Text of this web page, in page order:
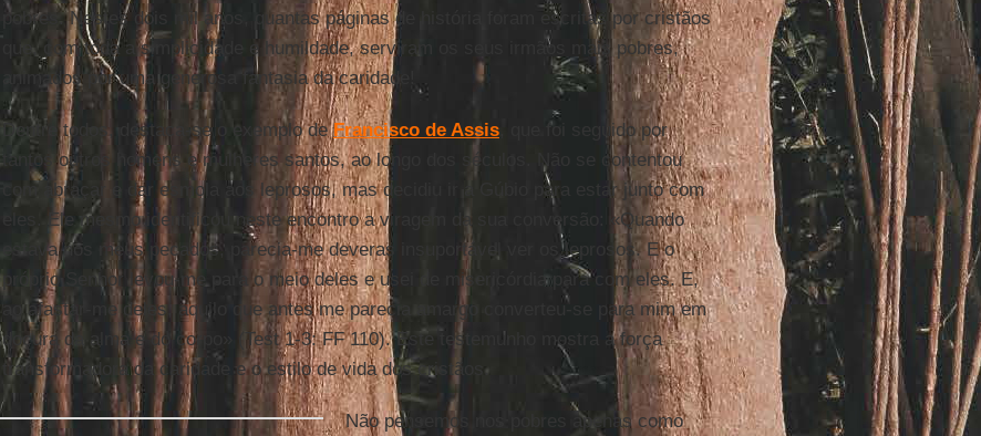
pobres. Nestes dois mil anos, quantas páginas de história foram escritas por cristãos
que, com toda a simplicidade e humildade, serviram os seus irmãos mais pobres,
animados por uma generosa fantasia da caridade!
Dentre todos, destaca-se o exemplo deFrancisco de Assis, que foi seguido por
tantos outros homens e mulheres santos, ao longo dos séculos. Não se contentou
com abraçar e dar esmola aos leprosos, mas decidiu ir a Gúbio para estar junto com
eles. Ele mesmo identificou neste encontro a viragem da sua conversão: «Quando
estava nos meus pecados, parecia-me deveras insuportável ver os leprosos. E o
próprio Senhor levou-me para o meio deles e usei de misericórdia para com eles. E,
ao afastar-me deles, aquilo que antes me parecia amargo converteu-se para mim em
doçura da alma e do corpo» (Test 1-3: FF 110). Este testemunho mostra a força
transformadora da caridade e o estilo de vida dos cristãos.
Não pensemos nos pobres apenas como